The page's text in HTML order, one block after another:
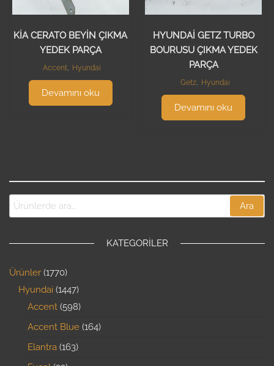
KİA CERATO BEYİN ÇIKMA
YEDEK PARÇA
Accent Hyundai
Devamını oku
HYUNDAİ GETZ TURBO
BOURUSU ÇIKMA YEDEK
PARÇA
Getz, Hyundai
Devamını oku
Ara
KATEGORILER
Ürünler 1770
Hyundai 1447
Accent 598
Accent Blue 164
Elantra 163